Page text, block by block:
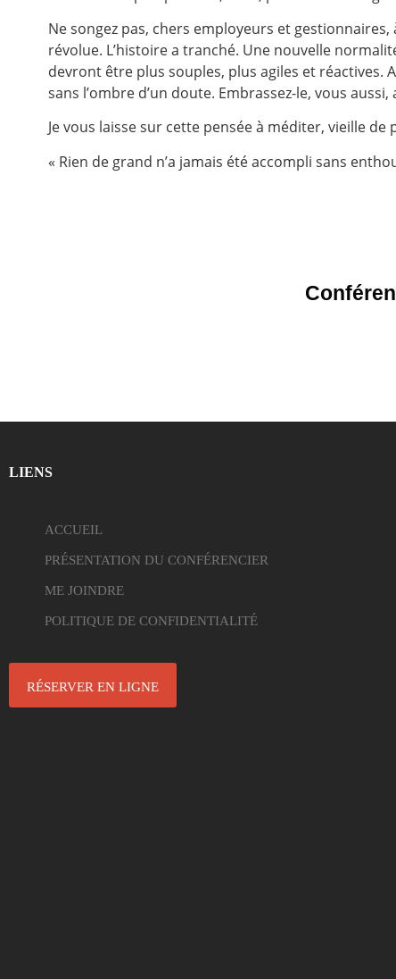
Ne songez pas, chers employeurs et
révolue. L’histoire a tranché. Une nouvelle
devront être plus souples, plus agiles et réactives.
sans l’ombre d’un doute. Embrassez-le, vous
Je vous laisse sur cette pensée à méditer, vieille de
« Rien de grand n’a jamais été accompli sans
LIENS
ACCUEIL
PRÉSENTATION DU CONFÉRENCIER
ME JOINDRE
POLITIQUE DE CONFIDENTIALITÉ
RÉSERVER EN LIGNE